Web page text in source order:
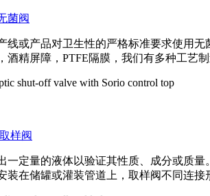
菌阀
线或产品对卫生性的严格标准要求使用
酒精屏障，PTFE隔膜，我们有多种工艺
样阀
一定量的液体以验证其性质、成分或质
装在储罐或灌装管道上，取样阀不同连接